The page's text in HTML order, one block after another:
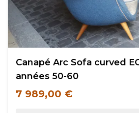
Canapé Arc Sofa curved
années 50-60
7 989,00 €